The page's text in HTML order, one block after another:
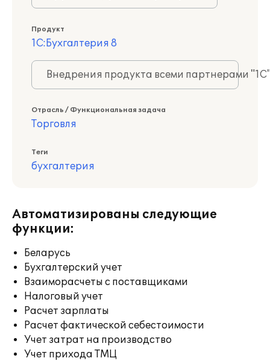
Продукт
1С:Бухгалтерия 8
Внедрения продукта всеми партнерами
Отрасль / Функциональная задача
Торговля
Теги
бухгалтерия
Автоматизированы следующие
функции:
Беларусь
Бухгалтерский учет
Взаиморасчеты с поставщиками
Налоговый учет
Расчет зарплаты
Расчет фактической себестоимости
Учет затрат на производство
Учет прихода ТМЦ